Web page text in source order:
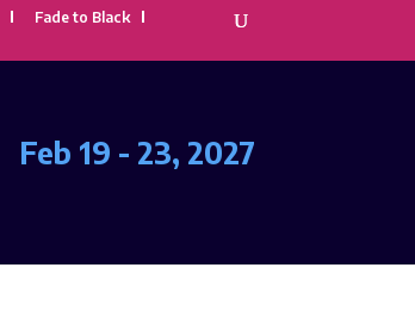
Fade to Black
Feb 19 - 23, 2027